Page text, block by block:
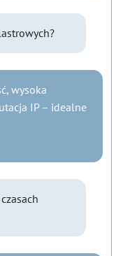
wysoka
IP – idealne